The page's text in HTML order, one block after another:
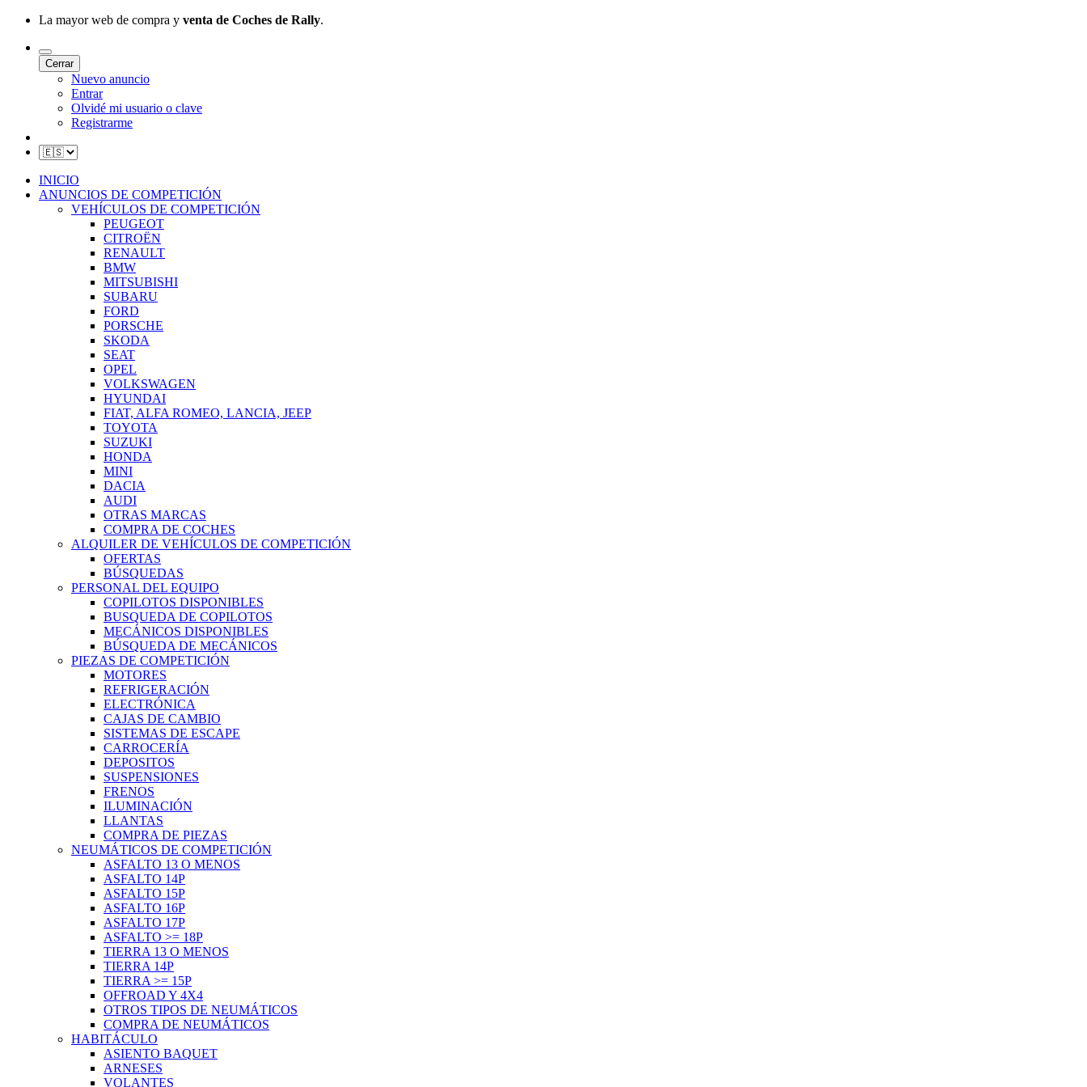
La mayor web de compra y venta de Coches de Rally.
Cerrar
Nuevo anuncio
Entrar
Olvidé mi usuario o clave
Registrarme
INICIO
ANUNCIOS DE COMPETICIÓN
VEHÍCULOS DE COMPETICIÓN
PEUGEOT
CITROËN
RENAULT
BMW
MITSUBISHI
SUBARU
FORD
PORSCHE
SKODA
SEAT
OPEL
VOLKSWAGEN
HYUNDAI
FIAT, ALFA ROMEO, LANCIA, JEEP
TOYOTA
SUZUKI
HONDA
MINI
DACIA
AUDI
OTRAS MARCAS
COMPRA DE COCHES
ALQUILER DE VEHÍCULOS DE COMPETICIÓN
OFERTAS
BÚSQUEDAS
PERSONAL DEL EQUIPO
COPILOTOS DISPONIBLES
BUSQUEDA DE COPILOTOS
MECÁNICOS DISPONIBLES
BÚSQUEDA DE MECÁNICOS
PIEZAS DE COMPETICIÓN
MOTORES
REFRIGERACIÓN
ELECTRÓNICA
CAJAS DE CAMBIO
SISTEMAS DE ESCAPE
CARROCERÍA
DEPOSITOS
SUSPENSIONES
FRENOS
ILUMINACIÓN
LLANTAS
COMPRA DE PIEZAS
NEUMÁTICOS DE COMPETICIÓN
ASFALTO 13 O MENOS
ASFALTO 14P
ASFALTO 15P
ASFALTO 16P
ASFALTO 17P
ASFALTO >= 18P
TIERRA 13 O MENOS
TIERRA 14P
TIERRA >= 15P
OFFROAD Y 4X4
OTROS TIPOS DE NEUMÁTICOS
COMPRA DE NEUMÁTICOS
HABITÁCULO
ASIENTO BAQUET
ARNESES
VOLANTES